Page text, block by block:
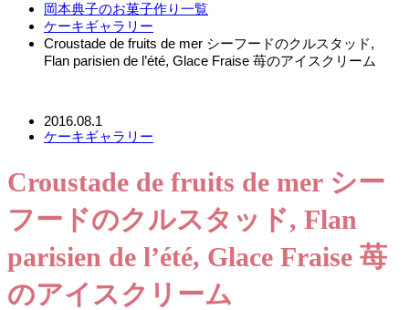
岡本典子のお菓子作り一覧
ケーキギャラリー
Croustade de fruits de mer シーフードのクルスタッド,
Flan parisien de l’été, Glace Fraise 苺のアイスクリーム
2016.08.1
ケーキギャラリー
Croustade de fruits de mer シー
フードのクルスタッド, Flan
parisien de l’été, Glace Fraise 苺
のアイスクリーム